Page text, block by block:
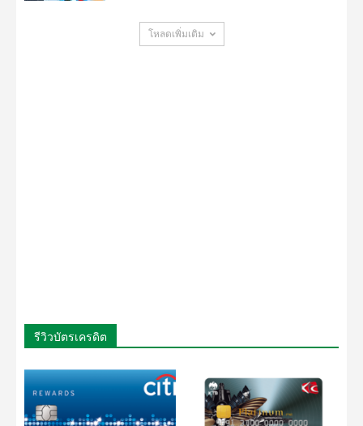
โหลดเพิ่มเติม
รีวิวบัตรเครดิต